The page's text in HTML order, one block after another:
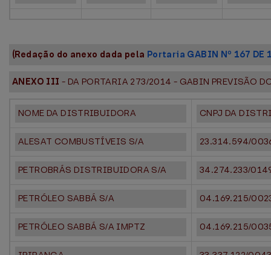
(Redação do anexo dada pela Portaria GABIN Nº 167 DE
ANEXO III - DA PORTARIA 273/2014 - GABIN PREVISÃO
NOME DA DISTRIBUIDORA CNPJ DA
ALESAT COMBUSTÍVEIS S/A 23.314.594/
PETROBRÁS DISTRIBUIDORA S/A 34.274.233/
PETRÓLEO SABBÁ S/A 04.169.215/
PETRÓLEO SABBÁ S/A IMPTZ 04.169.215/